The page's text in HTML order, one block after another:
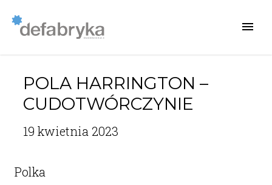
POLA HARRINGTON –
CUDOTWÓRCZYNIE
19 kwietnia 2023
Polka